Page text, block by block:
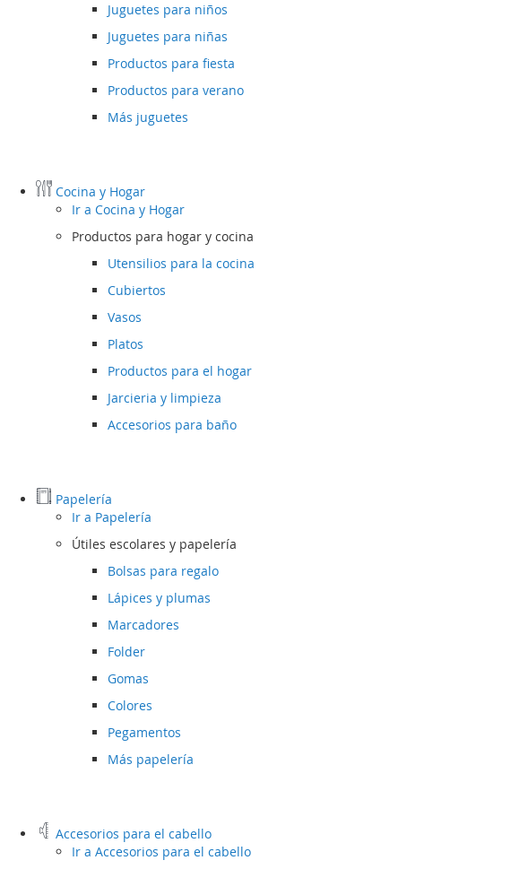
Juguetes para niños
Juguetes para niñas
Productos para fiesta
Productos para verano
Más juguetes
Cocina y Hogar
Ir a Cocina y Hogar
Productos para hogar y cocina
Utensilios para la cocina
Cubiertos
Vasos
Platos
Productos para el hogar
Jarcieria y limpieza
Accesorios para baño
Papelería
Ir a Papelería
Útiles escolares y papelería
Bolsas para regalo
Lápices y plumas
Marcadores
Folder
Gomas
Colores
Pegamentos
Más papelería
Accesorios para el cabello
Ir a Accesorios para el cabello